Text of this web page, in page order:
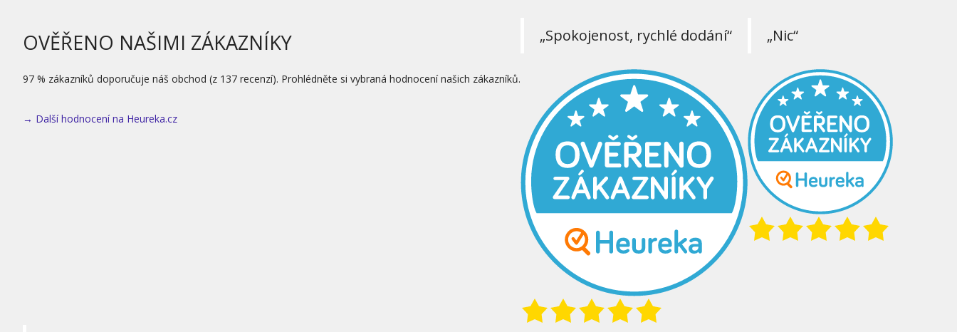
OVĚŘENO NAŠIMI ZÁKAZNÍKY
97 % zákazníků doporučuje náš obchod (z 137 recenzí). Prohlédněte si vybraná hodnocení našich zákazníků.
→ Další hodnocení na Heureka.cz
„Spokojenost, rychlé dodání“ „Nic“